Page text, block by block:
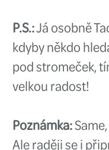
🎣VERČA
na broďáky
Simms